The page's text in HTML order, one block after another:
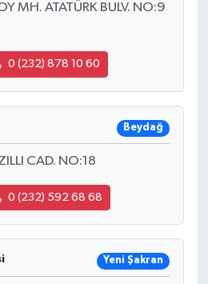
MH. ATATÜRK BULV. NO:9
0 (232) 878 10 60
Beydağ
CAD. NO:18
0 (232) 592 68 68
Yeni Şakran